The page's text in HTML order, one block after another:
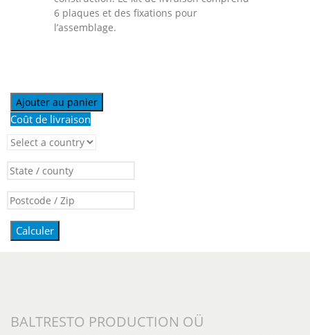
6 plaques et des fixations pour
l’assemblage.
Ajouter au panier
Coût de livraison
Calculer
BALTRESTO PRODUCTION OÜ